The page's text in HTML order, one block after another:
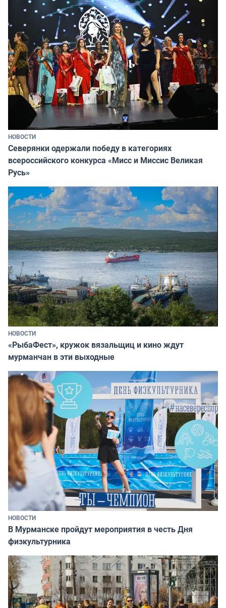
НОВОСТИ
Северянки одержали победу в категориях
всероссийского конкурса «Мисс и Миссис Великая
Русь»
НОВОСТИ
«РыбаФест», кружок вязальщиц и кино ждут
мурманчан в эти выходные
НОВОСТИ
В Мурманске пройдут мероприятия в честь Дня
физкультурника